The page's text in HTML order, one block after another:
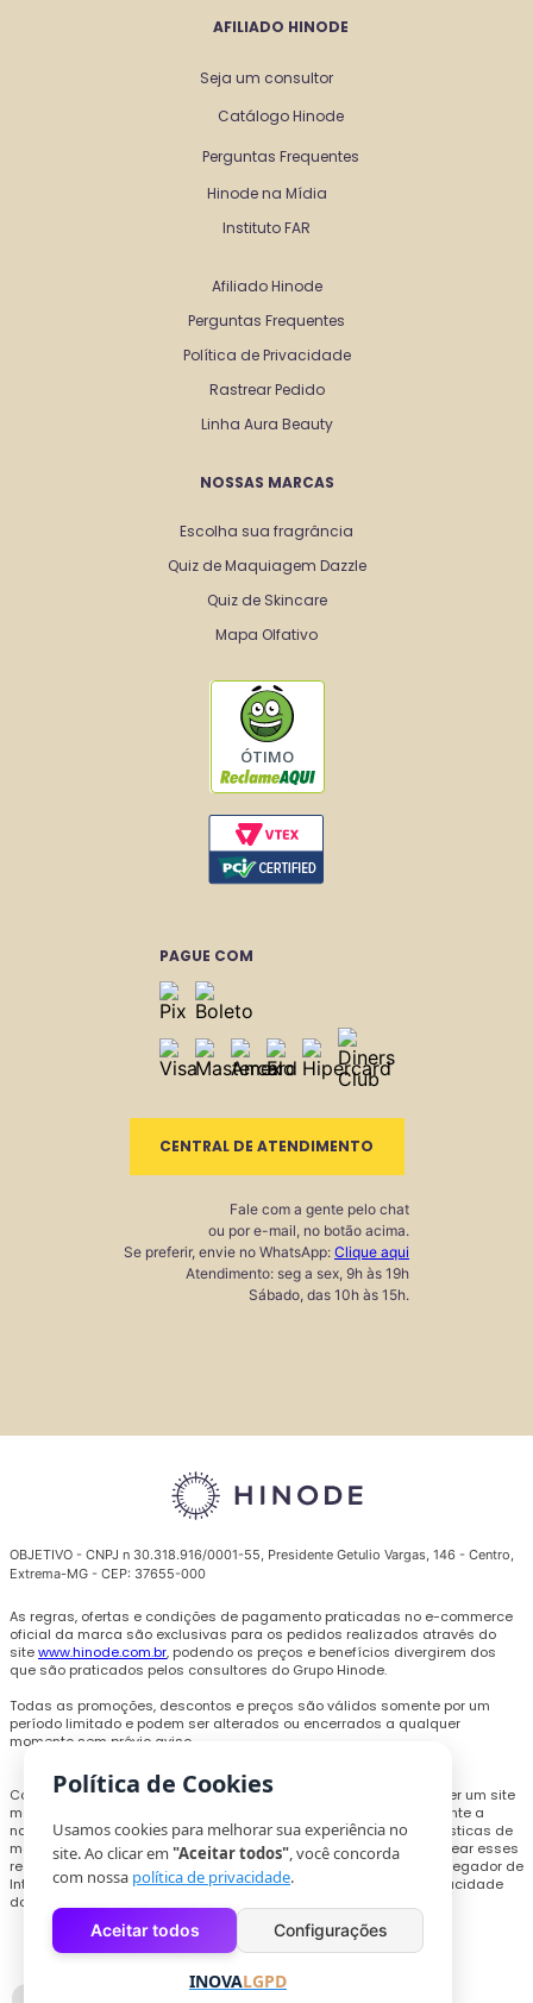
AFILIADO HINODE
Seja um consultor
Catálogo Hinode
Perguntas Frequentes
Hinode na Mídia
Instituto FAR
Afiliado Hinode
Perguntas Frequentes
Política de Privacidade
Rastrear Pedido
Linha Aura Beauty
NOSSAS MARCAS
Escolha sua fragrância
Quiz de Maquiagem Dazzle
Quiz de Skincare
Mapa Olfativo
ÓTIMO
PAGUE COM
CENTRAL DE ATENDIMENTO
Fale com a gente pelo chat
ou por e-mail, no botão acima.
Se preferir, envie no WhatsApp: Clique aqui
Atendimento: seg a sex, 9h às 19h
Sábado, das 10h às 15h.
OBJETIVO - CNPJ n 30.318.916/0001-55, Presidente Getulio Vargas, 146 - Centro,
Extrema-MG - CEP: 37655-000
As regras, ofertas e condições de pagamento praticadas no e-commerce
oficial da marca são exclusivas para os pedidos realizados através do
sitewww.hinode.com.br, podendo os preços e benefícios divergirem dos
que são praticados pelos consultores do Grupo Hinode.
Todas as promoções, descontos e preços são válidos somente por um
período limitado e podem ser alterados ou encerrados a qualquer
momento sem prévio aviso.
Com o objetivo de personalizar a experiência de compra e oferecer um site
melhor, cookies e outras tecnologias poderão ser utilizados durante a
navegação, para coletar informações técnicas e compilar estatísticas de
monitoramento de uso do site. Os usuários que pretendam bloquear esses
recursos, deverão acessar as configurações necessários no navegador de
Internet ou realizar o procedimento explicitado na Política de Privacidade
do site.
Política de Cookies
Usamos cookies para melhorar sua experiência no
site. Ao clicar em "Aceitar todos", você concorda
com nossa política de privacidade.
Aceitar todos Configurações
INOVALGPD